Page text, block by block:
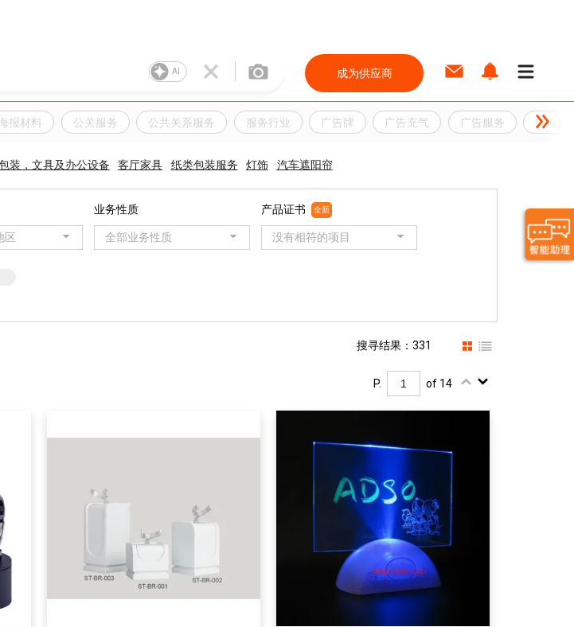
AI 成为供应商
报材料 公关服务 公共关系服务 服务行业 广告牌 广告充气 广告服务 广告牌
装，文具及办公设备 客厅家具 纸类包装服务 灯饰 汽车遮阳帘
区
业务性质
全部业务性质
产品证书 全新
没有相符的项目
搜寻结果：331
P. of 14